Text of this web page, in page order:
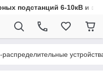
подстанций 6-10кВ и
распределительные